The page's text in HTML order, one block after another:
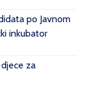
po Javnom
inkubator
za